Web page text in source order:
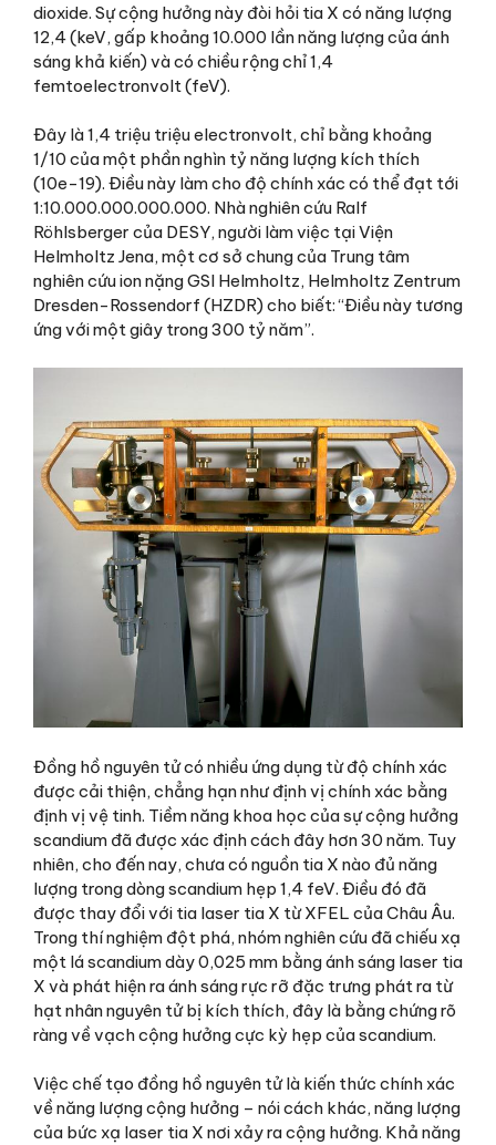
dioxide. Sự cộng hưởng này đòi hỏi tia X có năng lượng
12,4 (keV, gấp khoảng 10.000 lần năng lượng của ánh
sáng khả kiến) và có chiều rộng chỉ 1,4
femtoelectronvolt (feV).
Đây là 1,4 triệu triệu electronvolt, chỉ bằng khoảng
1/10 của một phần nghìn tỷ năng lượng kích thích
(10e-19). Điều này làm cho độ chính xác có thể đạt tới
1:10.000.000.000.000. Nhà nghiên cứu Ralf
Röhlsberger của DESY, người làm việc tại Viện
Helmholtz Jena, một cơ sở chung của Trung tâm
nghiên cứu ion nặng GSI Helmholtz, Helmholtz Zentrum
Dresden-Rossendorf (HZDR) cho biết: “Điều này tương
ứng với một giây trong 300 tỷ năm”.
Đồng hồ nguyên tử có nhiều ứng dụng từ độ chính xác
được cải thiện, chẳng hạn như định vị chính xác bằng
định vị vệ tinh. Tiềm năng khoa học của sự cộng hưởng
scandium đã được xác định cách đây hơn 30 năm. Tuy
nhiên, cho đến nay, chưa có nguồn tia X nào đủ năng
lượng trong dòng scandium hẹp 1,4 feV. Điều đó đã
được thay đổi với tia laser tia X từ XFEL của Châu Âu.
Trong thí nghiệm đột phá, nhóm nghiên cứu đã chiếu xạ
một lá scandium dày 0,025 mm bằng ánh sáng laser tia
X và phát hiện ra ánh sáng rực rỡ đặc trưng phát ra từ
hạt nhân nguyên tử bị kích thích, đây là bằng chứng rõ
ràng về vạch cộng hưởng cực kỳ hẹp của scandium.
Việc chế tạo đồng hồ nguyên tử là kiến ​​thức chính xác
về năng lượng cộng hưởng – nói cách khác, năng lượng
của bức xạ laser tia X nơi xảy ra cộng hưởng. Khả năng